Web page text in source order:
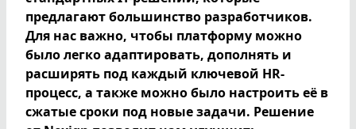
предлагают большинство разработчиков.
Для нас важно, чтобы платформу можно
было легко адаптировать, дополнять и
расширять под каждый ключевой HR-
процесс, а также можно было настроить её в
сжатые сроки под новые задачи. Решение